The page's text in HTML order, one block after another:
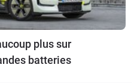
plus sur
batteries